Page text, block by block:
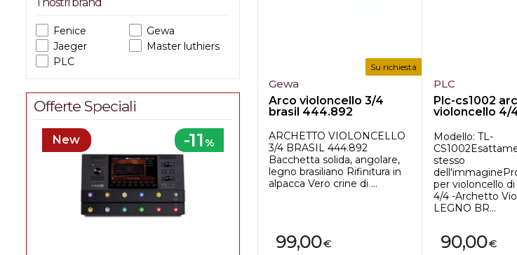
Su richiesta
Gewa
Arco violoncello 3/4
brasil 444.892
ARCHETTO VIOLONCELLO
3/4 BRASIL 444.892
Bacchetta solida, angolare,
legno brasiliano Rifinitura in
alpacca Vero crine di ...
€
99,00
PLC
Plc-cs1002
violoncello 4/
Modello: TL-
stesso
per violoncello
4/4 -Archetto
LEGNO BR...
€
90,00
Fenice
Gewa
Jaeger
Master luthiers
PLC
Offerte Speciali
-11 %
New